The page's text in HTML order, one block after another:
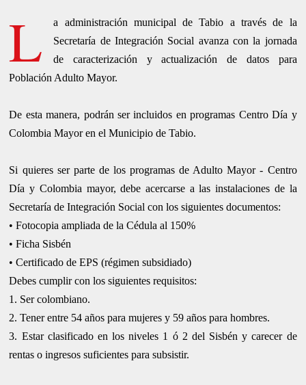
L
a administración municipal de Tabio a través de la
Secretaría de Integración Social avanza con la jornada
de caracterización y actualización de datos para
Población Adulto Mayor.
De esta manera, podrán ser incluidos en programas Centro Día y
Colombia Mayor en el Municipio de Tabio.
Si quieres ser parte de los programas de Adulto Mayor - Centro
Día y Colombia mayor, debe acercarse a las instalaciones de la
Secretaría de Integración Social con los siguientes documentos:
• Fotocopia ampliada de la Cédula al 150%
• Ficha Sisbén
• Certificado de EPS (régimen subsidiado)
Debes cumplir con los siguientes requisitos:
1. Ser colombiano.
2. Tener entre 54 años para mujeres y 59 años para hombres.
3. Estar clasificado en los niveles 1 ó 2 del Sisbén y carecer de
rentas o ingresos suficientes para subsistir.